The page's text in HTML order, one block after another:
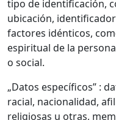
tipo de identificación,
ubicación,
factores idénticos,
espiritual de la
o social.
„Datos específicos” :
racial, nacionalidad,
religiosas u otras,